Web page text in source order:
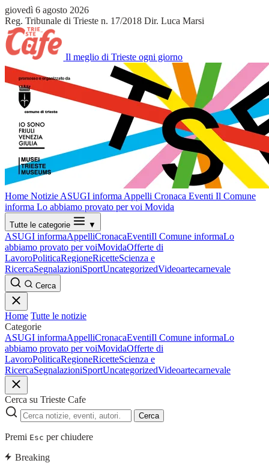
giovedì 6 agosto 2026
Reg. Tribunale di Trieste n. 17/2018 Dir. Luca Marsi
Il meglio di Trieste ogni giorno
Home Notizie ASUGI informa Appelli Cronaca Eventi Il Comune
informa Lo abbiamo provato per voi Movida
Tutte le categorie ▼
ASUGI informaAppelliCronacaEventiIl Comune informaLo
abbiamo provato per voiMovidaOfferte di
LavoroPoliticaRegioneRicetteScienza e
RicercaSegnalazioniSportUncategorizedVideoartecarnevale
Cerca
Home Tutte le notizie
Categorie
ASUGI informaAppelliCronacaEventiIl Comune informaLo
abbiamo provato per voiMovidaOfferte di
LavoroPoliticaRegioneRicetteScienza e
RicercaSegnalazioniSportUncategorizedVideoartecarnevale
Cerca su Trieste Cafe
Cerca
Premi Esc per chiudere
Breaking